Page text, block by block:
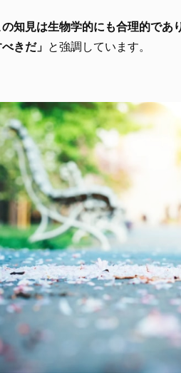
の知見は生物学的にも合理的で
きだ」 と強調しています。